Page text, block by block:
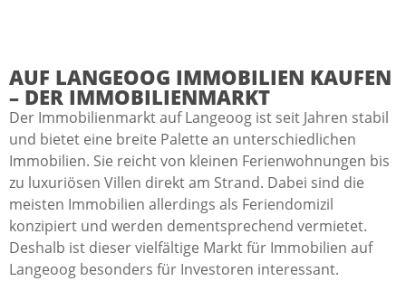
AUF LANGEOOG IMMOBILIEN KAUFEN
– DER IMMOBILIENMARKT
Der Immobilienmarkt auf Langeoog ist seit Jahren stabil
und bietet eine breite Palette an unterschiedlichen
Immobilien. Sie reicht von kleinen Ferienwohnungen bis
zu luxuriösen Villen direkt am Strand. Dabei sind die
meisten Immobilien allerdings als Feriendomizil
konzipiert und werden dementsprechend vermietet.
Deshalb ist dieser vielfältige Markt für Immobilien auf
Langeoog besonders für Investoren interessant.